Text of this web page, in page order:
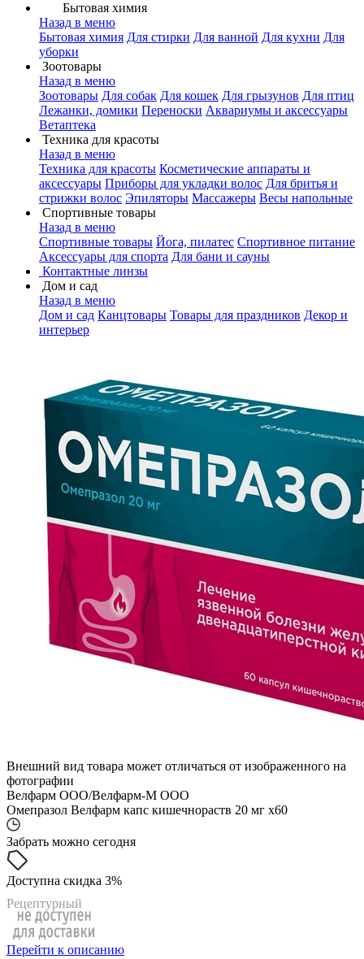
Бытовая химия
Назад в меню
Бытовая химия Для стирки Для ванной Для кухни Для
уборки
Зоотовары
Назад в меню
Зоотовары Для собак Для кошек Для грызунов Для птиц
Лежанки, домики Переноски Аквариумы и аксессуары
Ветаптека
Техника для красоты
Назад в меню
Техника для красоты Косметические аппараты и
аксессуары Приборы для укладки волос Для бритья и
стрижки волос Эпиляторы Массажеры Весы напольные
Спортивные товары
Назад в меню
Спортивные товары Йога, пилатес Спортивное питание
Аксессуары для спорта Для бани и сауны
Контактные линзы
Дом и сад
Назад в меню
Дом и сад Канцтовары Товары для праздников Декор и
интерьер
Внешний вид товара может отличаться от изображенного на
фотографии
Велфарм ООО/Велфарм-М ООО
Омепразол Велфарм капс кишечнораств 20 мг x60
Забрать можно сегодня
Доступна скидка 3%
Рецептурный
Перейти к описанию